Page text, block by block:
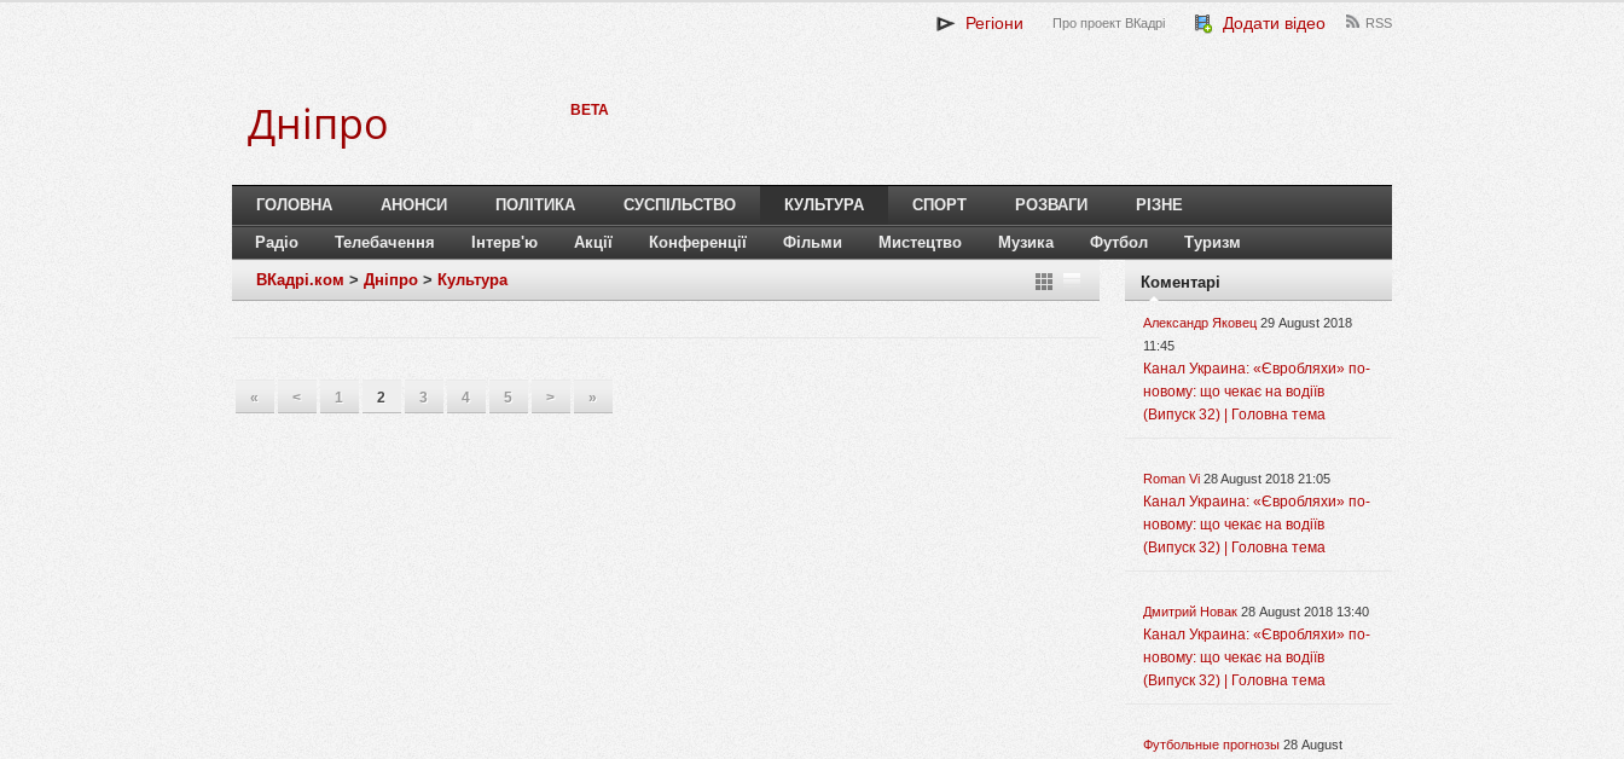
Регіони Про проект ВКадрі Додати відео RSS
Дніпро BETA
ГОЛОВНА АНОНСИ ПОЛІТИКА СУСПІЛЬСТВО КУЛЬТУРА СПОРТ РОЗВАГИ РІЗНЕ
Радіо Телебачення Інтерв'ю Акції Конференції Фільми Мистецтво Музика Футбол Туризм
ВКадрі.ком > Дніпро > Культура
« < 1 2 3 4 5 > »
Коментарі
Александр Яковец 29 August 2018
11:45
Канал Украина: «Євробляхи» по-
новому: що чекає на водіїв
(Випуск 32) | Головна тема
Roman Vi 28 August 2018 21:05
Канал Украина: «Євробляхи» по-
новому: що чекає на водіїв
(Випуск 32) | Головна тема
Дмитрий Новак 28 August 2018 13:40
Канал Украина: «Євробляхи» по-
новому: що чекає на водіїв
(Випуск 32) | Головна тема
Футбольные прогнозы 28 August